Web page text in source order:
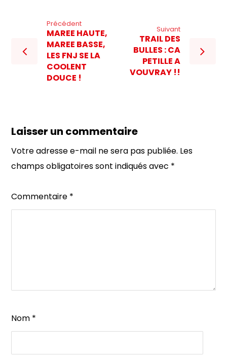
Précédent
MAREE HAUTE,
MAREE BASSE,
LES FNJ SE LA
COOLENT
DOUCE !
Suivant
TRAIL DES
BULLES : CA
PETILLE A
VOUVRAY !!
Laisser un commentaire
Votre adresse e-mail ne sera pas publiée. Les
champs obligatoires sont indiqués avec *
Commentaire *
Nom *